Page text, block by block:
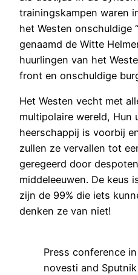
trainingskampen waren
het Westen onschuldige
genaamd de Witte
huurlingen van het
front en onschuldige
Het Westen vecht met
multipolaire wereld, Hun
heerschappij is voorbij
zullen ze vervallen tot
geregeerd door
middeleeuwen. De keus
zijn de 99% die iets
denken ze van niet!
Press conference
novesti and